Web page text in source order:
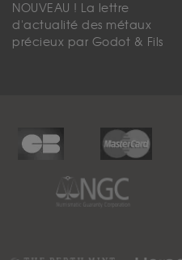
NOUVEAU ! La lettre
d'actualité des métaux
précieux par Godot & Fils